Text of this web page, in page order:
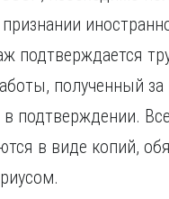
подтверждается
полученный
подтверждении. Все
в виде копий,